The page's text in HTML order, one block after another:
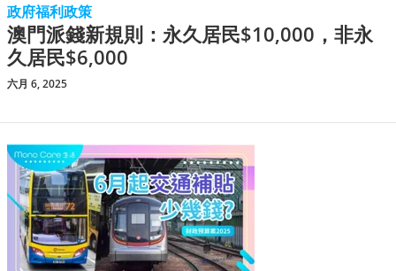
政府福利政策
澳門派錢新規則：永久居民$10,000，非永
久居民$6,000
六月 6, 2025